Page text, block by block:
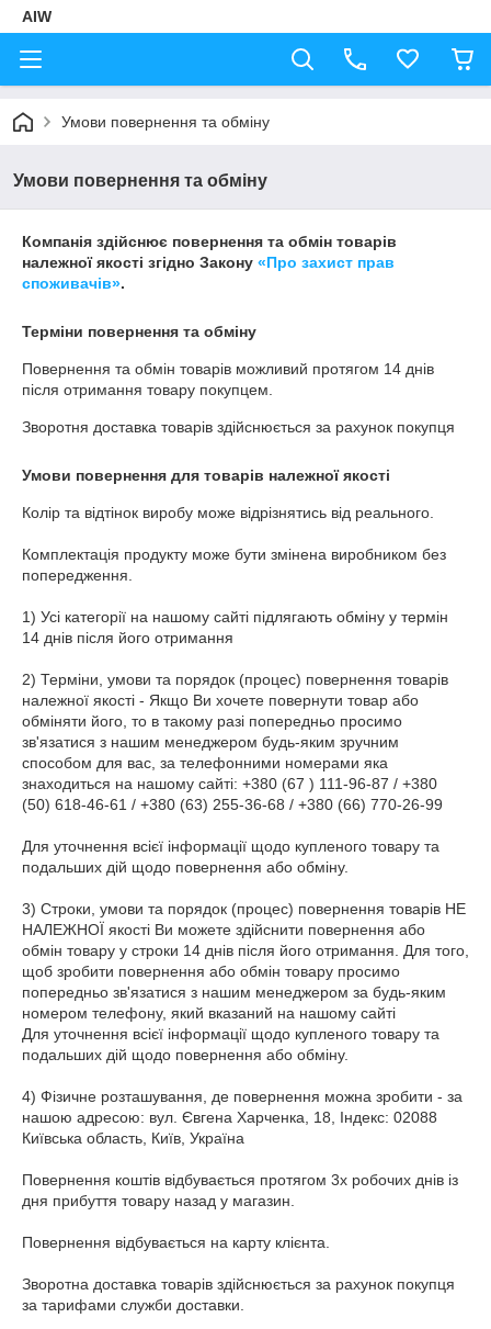
AIW
Умови повернення та обміну
Умови повернення та обміну
Компанія здійснює повернення та обмін товарів
належної якості згідно Закону «Про захист прав
споживачів».
Терміни повернення та обміну
Повернення та обмін товарів можливий протягом 14 днів
після отримання товару покупцем.
Зворотня доставка товарів здійснюється за рахунок покупця
Умови повернення для товарів належної якості
Колір та відтінок виробу може відрізнятись від реального.
Комплектація продукту може бути змінена виробником без
попередження.
1) Усі категорії на нашому сайті підлягають обміну у термін
14 днів після його отримання
2) Терміни, умови та порядок (процес) повернення товарів
належної якості - Якщо Ви хочете повернути товар або
обміняти його, то в такому разі попередньо просимо
зв'язатися з нашим менеджером будь-яким зручним
способом для вас, за телефонними номерами яка
знаходиться на нашому сайті: +380 (67 ) 111-96-87 / +380
(50) 618-46-61 / +380 (63) 255-36-68 / +380 (66) 770-26-99
Для уточнення всієї інформації щодо купленого товару та
подальших дій щодо повернення або обміну.
3) Строки, умови та порядок (процес) повернення товарів НЕ
НАЛЕЖНОЇ якості Ви можете здійснити повернення або
обмін товару у строки 14 днів після його отримання. Для того,
щоб зробити повернення або обмін товару просимо
попередньо зв'язатися з нашим менеджером за будь-яким
номером телефону, який вказаний на нашому сайті
Для уточнення всієї інформації щодо купленого товару та
подальших дій щодо повернення або обміну.
4) Фізичне розташування, де повернення можна зробити - за
нашою адресою: вул. Євгена Харченка, 18, Індекс: 02088
Київська область, Київ, Україна
Повернення коштів відбувається протягом 3х робочих днів із
дня прибуття товару назад у магазин.
Повернення відбувається на карту клієнта.
Зворотна доставка товарів здійснюється за рахунок покупця
за тарифами служби доставки.